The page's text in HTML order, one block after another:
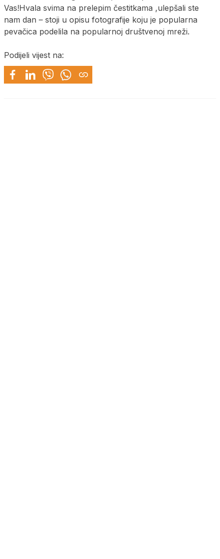
Vas!Hvala svima na prelepim čestitkama ,ulepšali ste
nam dan – stoji u opisu fotografije koju je popularna
pevačica podelila na popularnoj društvenoj mreži.
Podijeli vijest na: